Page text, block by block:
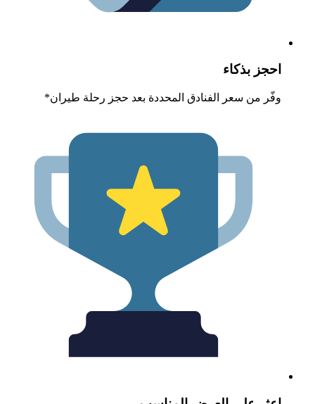
بذكاء
من سعر الفنادق المحددة بعد حجز رحلة طيران*